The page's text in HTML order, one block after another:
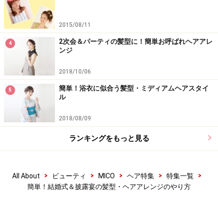
2015/08/11
4
2次会＆パーティの髪型に！簡単お呼ばれヘアアレ
ンジ
2018/10/06
5
簡単！浴衣に似合う髪型・ミディアムヘアスタイ
ル
2018/08/09
ランキングをもっと見る
All About > ビューティ > MICO > ヘア特集 > 特集一覧
>
簡単！結婚式＆披露宴の髪型・ヘアアレンジのやり方